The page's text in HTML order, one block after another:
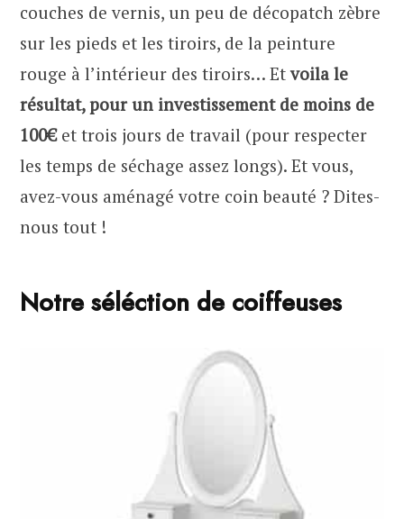
couches de vernis, un peu de décopatch zèbre
sur les pieds et les tiroirs, de la peinture
rouge à l’intérieur des tiroirs… Etvoila le
résultat, pour un investissement de moins de
100€et trois jours de travail (pour respecter
les temps de séchage assez longs). Et vous,
avez-vous aménagé votre coin beauté ? Dites-
nous tout !
Notre séléction de coiffeuses